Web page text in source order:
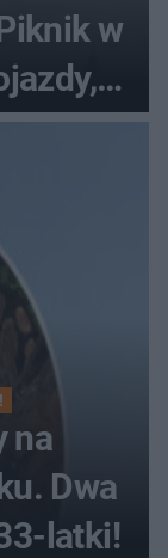
w
w
na
Dwa
latki!